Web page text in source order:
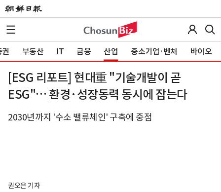
부동산 IT 금융 산업 중소기업·벤처 바이오
[ESG 리포트] 현대重 "기술개발이 곧
ESG"… 환경·성장동력 동시에 잡는다
2030년까지 '수소 밸류체인' 구축에 중점
권오은 기자